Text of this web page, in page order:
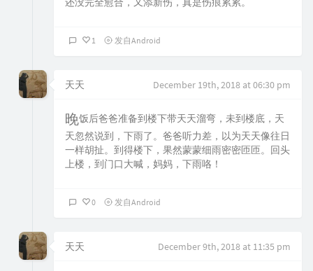
1 发自Android
天天 December 19th, 2018 at 06:30 pm
晚饭后爸爸准备到楼下带天天溜弯，未到楼底，天
天忽然说到，下雨了。爸爸听力差，以为天天像往日
一样胡扯。到得楼下，果然蒙蒙细雨密密匝匝。回头
上楼，到门口大喊，妈妈，下雨咯！
0 发自Android
天天 December 9th, 2018 at 11:35 pm